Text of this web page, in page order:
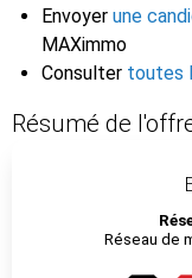
Envoyer une
MAXimmo
Consulter toutes
Résumé de
Réseau de